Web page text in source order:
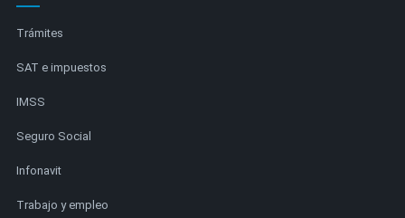
Trámites
SAT e impuestos
IMSS
Seguro Social
Infonavit
Trabajo y empleo